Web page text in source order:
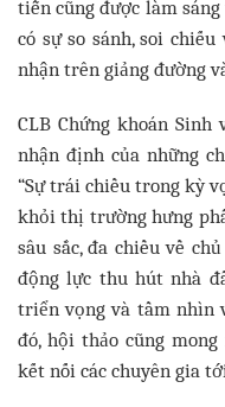
tiễn cũng được làm
có sự so sánh, soi
nhận trên giảng đường
CLB Chứng khoán Sinh
nhận định của những
“Sự trái chiều trong kỳ
khỏi thị trường hưng
sâu sắc, đa chiều về
động lực thu hút nhà
triển vọng và tầm nhìn
đó, hội thảo cũng
kết nối các chuyên gia